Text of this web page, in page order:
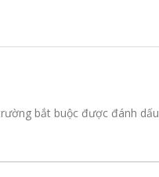
bắt buộc được đánh dấu